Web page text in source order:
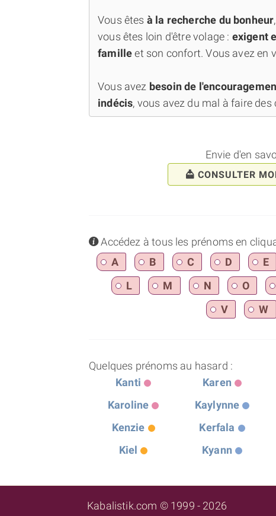
Vous êtes à la recherche du bonheur
vous êtes loin d'être volage : exigent
familleet son confort. Vous avez en
Vous avez besoin de
indécis, vous avez du mal à faire des
Envie d'en
CONSULTER
infoAccédez à tous les prénoms en
A
B C D E
L
M N O
V
W
Quelques prénoms au hasard :
Kanti
Karen
Karoline
Kaylynne
Kenzie
Kerfala
Kiel
Kyann
Kabalistik.com © 1999 - 2026